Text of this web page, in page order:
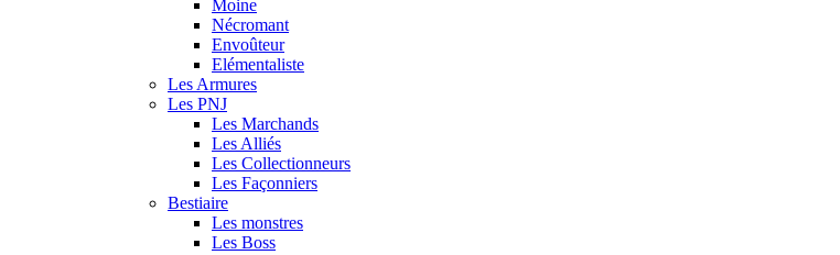
Moine
Nécromant
Envoûteur
Elémentaliste
Les Armures
Les PNJ
Les Marchands
Les Alliés
Les Collectionneurs
Les Façonniers
Bestiaire
Les monstres
Les Boss